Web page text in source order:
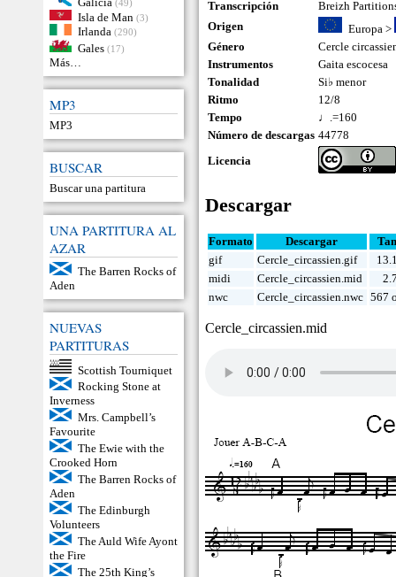
(49)
Isla de Man (3)
Irlanda (290)
Gales (17)
Más…
MP3
MP3
BUSCAR
Buscar una partitura
UNA PARTITURA AL
AZAR
The Barren Rocks of
Aden
NUEVAS
PARTITURAS
Scottish Tourniquet
Rocking Stone at
Inverness
Mrs. Campbell’s
Favourite
The Ewie with the
Crooked Horn
The Barren Rocks of
Aden
The Edinburgh
Volunteers
The Auld Wife Ayont
the Fire
The 25th King’s
Transcripción
Breizh
Origen
Europa>
Género
Cercle
Instrumentos
Gaita escocesa
Tonalidad
Si♭ menor
Ritmo
12/8
Tempo
♩.=160
Número de descargas 44778
Licencia
Descargar
Formato Descargar
gif
Cercle_circassien.gif
midi
Cercle_circassien.mid
nwc
Cercle_circassien.nwc 567
Cercle_circassien.mid